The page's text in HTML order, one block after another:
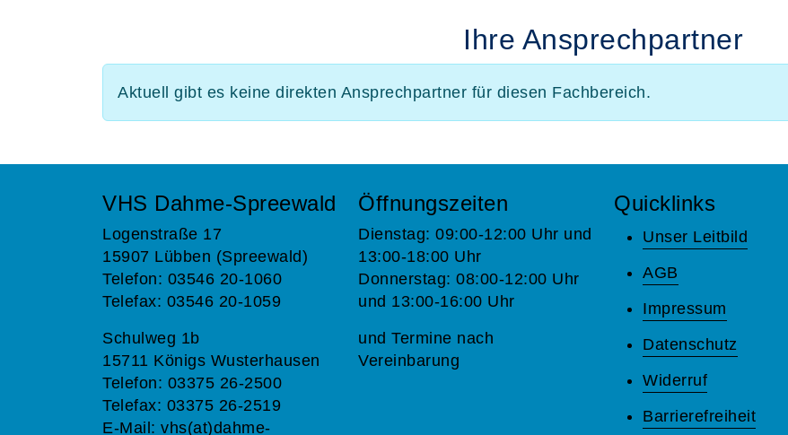
Ihre Ansprechpartner
Aktuell gibt es keine direkten Ansprechpartner für diesen Fachbereich.
VHS Dahme-Spreewald
Logenstraße 17
15907 Lübben (Spreewald)
Telefon: 03546 20-1060
Telefax: 03546 20-1059
Schulweg 1b
15711 Königs Wusterhausen
Telefon: 03375 26-2500
Telefax: 03375 26-2519
E-Mail: vhs(at)dahme-
Öffnungszeiten
Dienstag: 09:00-12:00 Uhr und
13:00-18:00 Uhr
Donnerstag: 08:00-12:00 Uhr
und 13:00-16:00 Uhr
und Termine nach
Vereinbarung
Quicklinks
Unser Leitbild
AGB
Impressum
Datenschutz
Widerruf
Barrierefreiheit